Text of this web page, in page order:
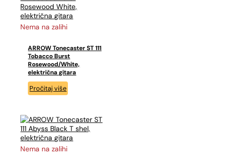
Nema na zalihi
ARROW Tonecaster ST 111
Tobacco Burst
Rosewood/White,
električna gitara
Pročitaj više
Nema na zalihi